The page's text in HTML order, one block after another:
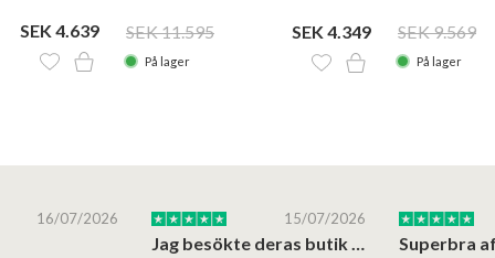
SEK 4.639 SEK 11.595 SEK 4.349
På lager
SEK 9.569
På lager
16/07/2026 15/07/2026
Jag besökte deras butik på Østerbro.